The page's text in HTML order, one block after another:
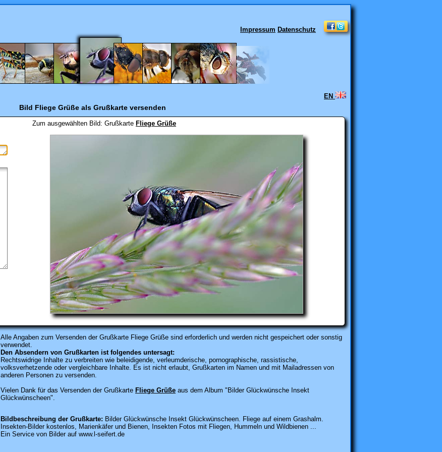
Impressum Datenschutz
EN
Bild Fliege Grüßeals Grußkarte versenden
Zum ausgewählten Bild: Grußkarte Fliege Grüße
Alle Angaben zum Versenden der Grußkarte Fliege Grüße sind erforderlich und werden nicht gespeichert oder sonstig
verwendet.
Den Absendern von Grußkarten ist folgendes untersagt:
Rechtswidrige Inhalte zu verbreiten wie beleidigende, verleumderische, pornographische, rassistische,
volksverhetzende oder vergleichbare Inhalte. Es ist nicht erlaubt, Grußkarten im Namen und mit Mailadressen von
anderen Personen zu versenden.
Vielen Dank für das Versenden der Grußkarte Fliege Grüße aus dem Album "Bilder Glückwünsche Insekt
Glückwünscheen".
Bildbeschreibung der Grußkarte: Bilder Glückwünsche Insekt Glückwünscheen. Fliege auf einem Grashalm.
Insekten-Bilder kostenlos, Marienkäfer und Bienen, Insekten Fotos mit Fliegen, Hummeln und Wildbienen ...
Ein Service von Bilder auf www.l-seifert.de